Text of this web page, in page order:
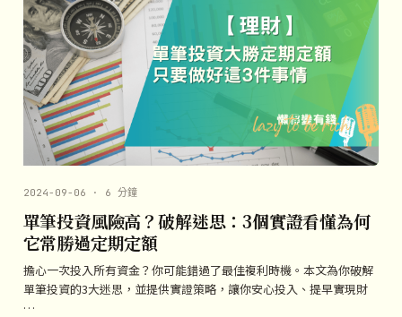
2024-09-06 · 6 分鐘
單筆投資風險高？破解迷思：3個實證看懂為何
它常勝過定期定額
擔心一次投入所有資金？你可能錯過了最佳複利時機。本文為你破解
單筆投資的3大迷思，並提供實證策略，讓你安心投入、提早實現財
…